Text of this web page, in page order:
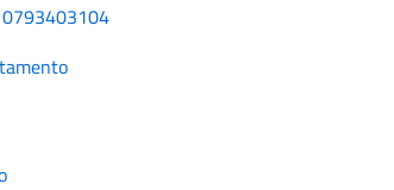
0793403104